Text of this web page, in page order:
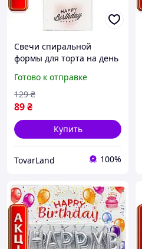
Свечи спиральной
формы для торта на день
разноцветных
пастельных штук
Готово к отправке
89₴
129 ₴
Купить
TovarLand 100%